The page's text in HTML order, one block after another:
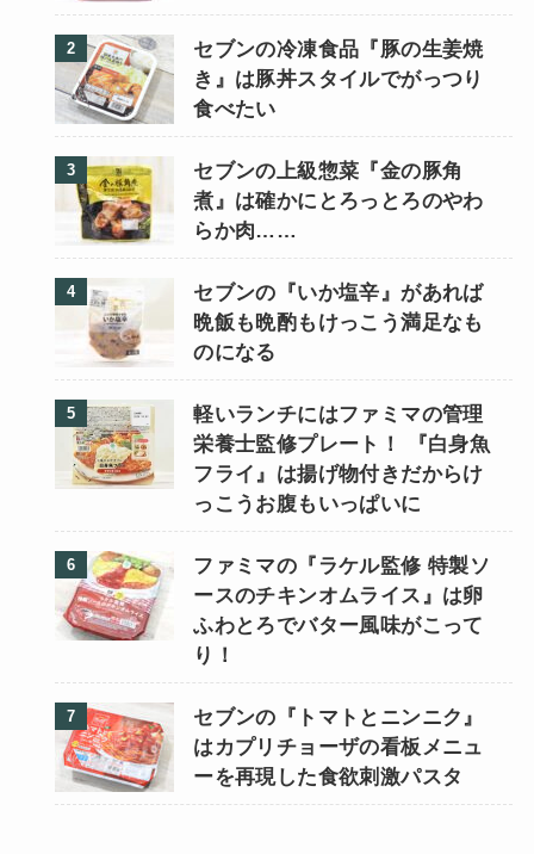
セブンの冷凍食品『豚の生姜焼
き』は豚丼スタイルでがっつり
食べたい
セブンの上級惣菜『金の豚角
煮』は確かにとろっとろのやわ
らか肉……
セブンの『いか塩辛』があれば
晩飯も晩酌もけっこう満足なも
のになる
軽いランチにはファミマの管理
栄養士監修プレート！ 『白身魚
フライ』は揚げ物付きだからけ
っこうお腹もいっぱいに
ファミマの『ラケル監修 特製ソ
ースのチキンオムライス』は卵
ふわとろでバター風味がこって
り！
セブンの『トマトとニンニク』
はカプリチョーザの看板メニュ
ーを再現した食欲刺激パスタ